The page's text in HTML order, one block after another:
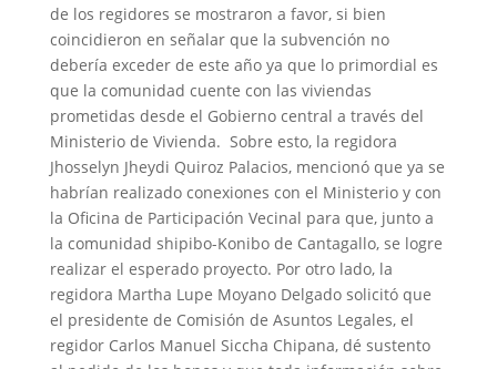
de los regidores se mostraron a favor, si bien
coincidieron en señalar que la subvención no
debería exceder de este año ya que lo primordial es
que la comunidad cuente con las viviendas
prometidas desde el Gobierno central a través del
Ministerio de Vivienda. Sobre esto, la regidora
Jhosselyn Jheydi Quiroz Palacios, mencionó que ya se
habrían realizado conexiones con el Ministerio y con
la Oficina de Participación Vecinal para que, junto a
la comunidad shipibo-Konibo de Cantagallo, se logre
realizar el esperado proyecto. Por otro lado, la
regidora Martha Lupe Moyano Delgado solicitó que
el presidente de Comisión de Asuntos Legales, el
regidor Carlos Manuel Siccha Chipana, dé sustento